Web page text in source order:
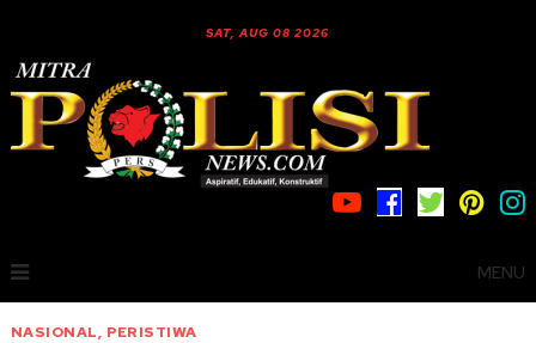
SAT, AUG 08 2026
MENU
NASIONAL, PERISTIWA